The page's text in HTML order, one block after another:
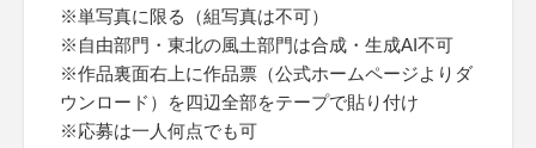
※単写真に限る（組写真は不可）
※自由部門・東北の風土部門は合成・生成AI不可
※作品裏面右上に作品票（公式ホームページよりダ
ウンロード）を四辺全部をテープで貼り付け
※応募は一人何点でも可